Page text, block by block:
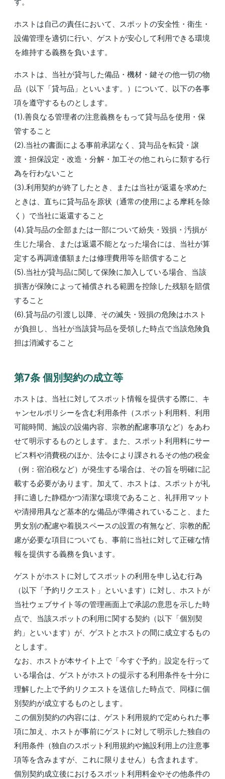
ホストは自己の責任において、スポットの安全性・衛生・
設備管理を適切に行い、ゲストが安心して利用できる環境
を維持する義務を負います。
ホストは、当社が貸与した備品・機材・鍵その他一切の物
品（以下「貸与品」といいます。）について、以下の各事
項を遵守するものとします。
(1).善良なる管理者の注意義務をもって貸与品を使用・保
管すること
(2).当社の書面による事前承諾なく、貸与品を転貸・譲
渡・担保設定・改造・分解・加工その他これらに類する行
為を行わないこと
(3).利用契約が終了したとき、または当社が返還を求めた
ときは、直ちに貸与品を原状（通常の使用による摩耗を除
く）で当社に返還すること
(4).貸与品の全部または一部について紛失・毀損・汚損が
生じた場合、または返還不能となった場合には、当社が算
定する再調達価額または修理費用等を賠償すること
(5).当社が貸与品に関して保険に加入している場合、当該
損害が保険によって補償される範囲を控除した残額を賠償
すること
(6).貸与品の引渡し以降、その滅失・毀損の危険はホスト
が負担し、当社が当該貸与品を受領した時点で当該危険負
担は消滅すること
第7条 個別契約の成⽴等
ホストは、当社に対してスポット情報を提供する際に、キ
ャンセルポリシーを含む利用条件（スポット利用料、利用
可能時間、施設の設備内容、宗教的配慮事項など）をあわ
せて明示するものとします。また、スポット利用料にサー
ビス料や消費税のほか、法令により課されるその他の税金
（例：宿泊税など）が発生する場合は、その旨を明確に記
載する必要があります。加えて、ホストは、スポットが礼
拝に適した静穏かつ清潔な環境であること、礼拝用マット
や清掃用具など基本的な備品が準備されていること、また
男女別の配慮や着脱スペースの設置の有無など、宗教的配
慮が必要な項目についても、事前に当社に対して正確な情
報を提供する義務を負います。
ゲストがホストに対してスポットの利用を申し込む行為
（以下「予約リクエスト」といいます）に対し、ホストが
当社ウェブサイト等の管理画面上で承認の意思を示した時
点で、当該スポットの利用に関する契約（以下「個別契
約」といいます）が、ゲストとホストの間に成立するもの
とします。
なお、ホストが本サイト上で「今すぐ予約」設定を行って
いる場合は、ゲストがホストの提示する利用条件を十分に
理解した上で予約リクエストを送信した時点で、同様に個
別契約が成立するものとします。
この個別契約の内容には、ゲスト利用規約で定められた事
項に加え、ホストが事前にゲストに対して明示した独自の
利用条件（独自のスポット利用規約や施設利用上の注意事
項等を含みますが、これに限りません）も含まれます。
個別契約成立後におけるスポット利用料金やその他条件の